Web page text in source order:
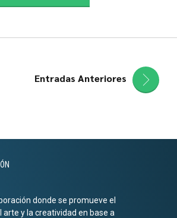
Entradas Anteriores
donde se promueve el
y la creatividad en base a